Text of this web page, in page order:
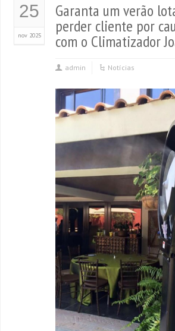
25
nov 2025
Garanta um verão
perder cliente por
com o Climatizador
admin Notícias